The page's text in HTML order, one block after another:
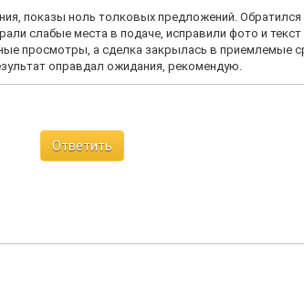
показы ноль толковых предложений. Обратился
слабые места в подаче, исправили фото и
просмотры, а сделка закрылась в приемлемые
оправдал ожидания, рекомендую.
Ответить